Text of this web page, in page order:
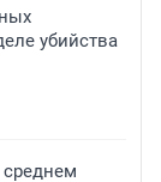
убийства
среднем